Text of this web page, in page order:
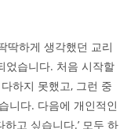
딱하게 생각했던 교리
었습니다. 처음 시작할
하지 못했고, 그런 중
니다. 다음에 개인적인
고 싶습니다.’ 모두 하